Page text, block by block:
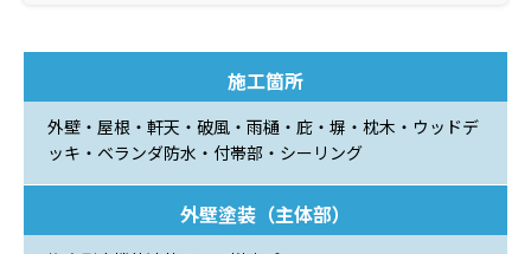
施工箇所
外壁・屋根・軒天・破風・雨樋・庇・塀・枕木・ウッドデ
ッキ・ベランダ防水・付帯部・シーリング
外壁塗装（主体部）